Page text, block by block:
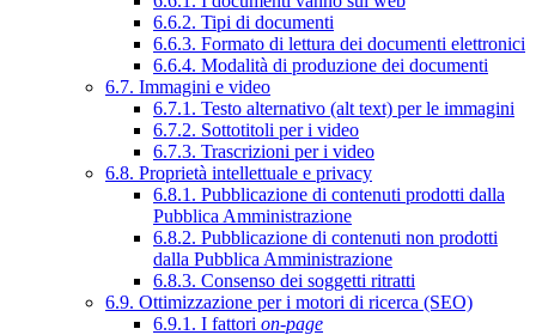
6.6.2. Tipi di documenti
6.6.3. Formato di lettura dei documenti elettronici
6.6.4. Modalità di produzione dei documenti
6.7. Immagini e video
6.7.1. Testo alternativo (alt text) per le immagini
6.7.2. Sottotitoli per i video
6.7.3. Trascrizioni per i video
6.8. Proprietà intellettuale e privacy
6.8.1. Pubblicazione di contenuti prodotti dalla
Pubblica Amministrazione
6.8.2. Pubblicazione di contenuti non prodotti
dalla Pubblica Amministrazione
6.8.3. Consenso dei soggetti ritratti
6.9. Ottimizzazione per i motori di ricerca (SEO)
6.9.1. I fattori on-page